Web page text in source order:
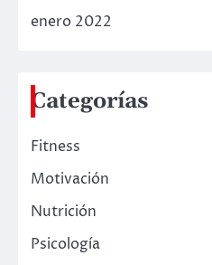
enero 2022
Categorías
Fitness
Motivación
Nutrición
Psicología